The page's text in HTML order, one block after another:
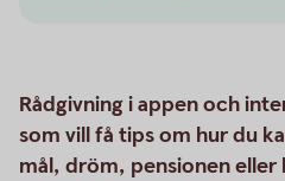
Rådgivning i appen och
som vill få tips om hur du
mål, dröm, pensionen eller